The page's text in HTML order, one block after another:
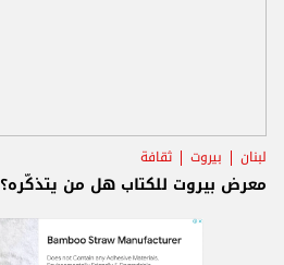
لبنان بيروت ثقافة
معرض بيروت للكتاب هل من يتذكّره؟